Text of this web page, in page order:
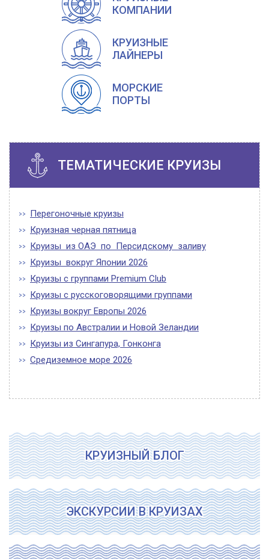
КОМПАНИИ
КРУИЗНЫЕ
ЛАЙНЕРЫ
МОРСКИЕ
ПОРТЫ
ТЕМАТИЧЕСКИЕ КРУИЗЫ
Перегоночные круизы
Круизная черная пятница
Круизы из ОАЭ по Персидскому заливу
Круизы вокруг Японии 2026
Круизы с группами Premium Club
Круизы с русскоговорящими группами
Круизы вокруг Европы 2026
Круизы по Австралии и Новой Зеландии
Круизы из Сингапура, Гонконга
Средиземное море 2026
КРУИЗНЫЙ БЛОГ
ЭКСКУРСИИ В КРУИЗАХ